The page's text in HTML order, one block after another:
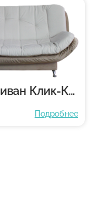
Прямой диван Клик-Кляк
Подробнее